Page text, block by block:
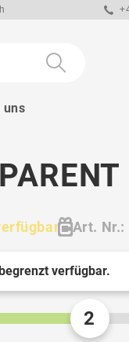
uns
Art. Nr.:
verfügbar.
2